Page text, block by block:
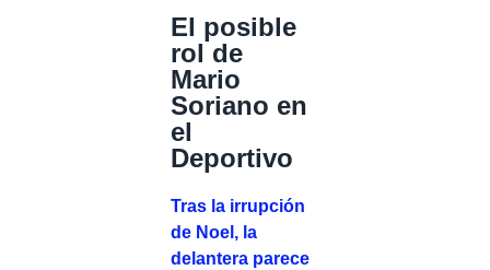
El posible
rol de
Mario
Soriano en
el
Deportivo
Tras la irrupción
de Noel, la
delantera parece